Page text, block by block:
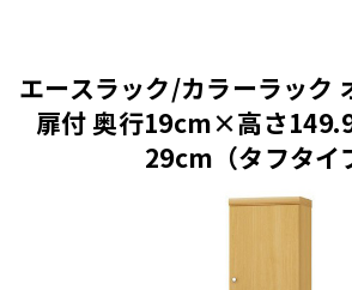
エースラック/カラーラック
扉付 奥行19cm×高さ
29cm（タフタイ